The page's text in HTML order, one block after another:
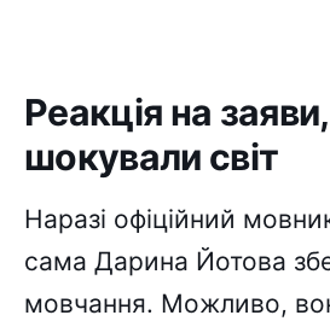
Реакція на заяви,
шокували світ
Наразі офіційний
сама Дарина Йотова
мовчання. Можливо,